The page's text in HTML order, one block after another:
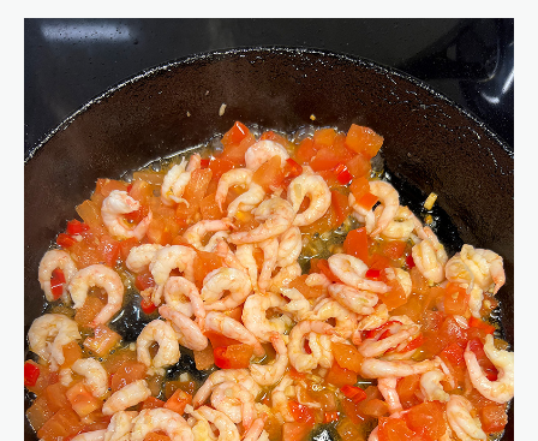
matblogg